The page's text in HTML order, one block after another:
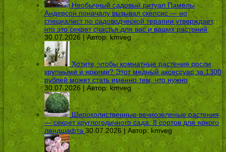
Необычный садовый ритуал Памелы
Андерсон поначалу вызывал скепсис — но
специалист по садоводческой терапии утверждает,
что это секрет счастья для вас и ваших растений
30.07.2026 | Автор:kmveg
Хотите, чтобы комнатные растения росли
крупными и яркими? Этот медный аксессуар за 1300
рублей может стать именно тем, что нужно
30.07.2026 | Автор: kmveg
Широколиственные вечнозеленые растения
— секрет круглогодичного сада: 8 сортов для яркого
ландшафта 30.07.2026 | Автор: kmveg